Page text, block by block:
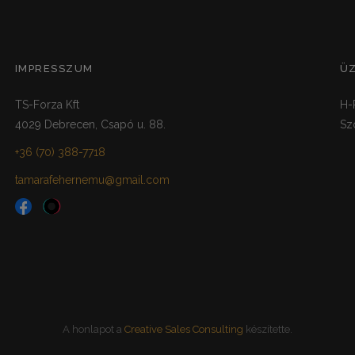
IMPRESSZUM
TS-Forza Kft
4029 Debrecen, Csapó u. 88.
+36 (70) 388-7718
tamarafehernemu@gmail.com
A honlapot a Creative Sales Consulting készítette.